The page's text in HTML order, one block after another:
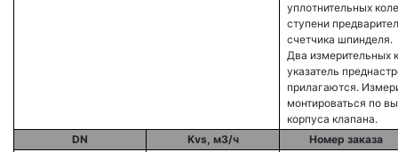
уплотнительных
ступени
счетчика шпинделя.
Два измерительных
указатель
прилагаются.
монтироваться по
корпуса клапана.
DN
Kvs, м3/ч
Номер заказа